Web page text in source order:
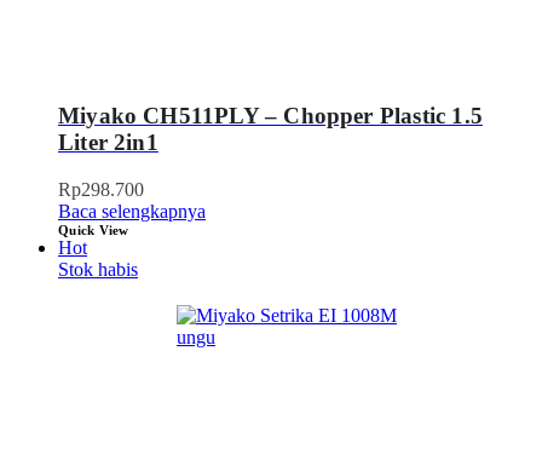
Miyako CH511PLY – Chopper Plastic 1.5
Liter 2in1
Rp298.700
Baca selengkapnya
Quick View
Hot
Stok habis